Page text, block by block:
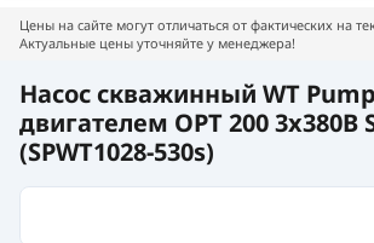
Цены на сайте могут отличаться от фактических на
Актуальные цены уточняйте у менеджера!
Насос скважинный WT
двигателем OPT 200 3x380B
(SPWT1028-530s)